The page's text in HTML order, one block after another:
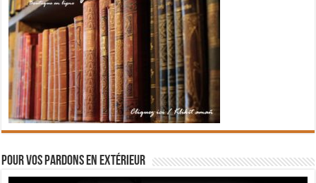
Pour vos pardons en extérieur